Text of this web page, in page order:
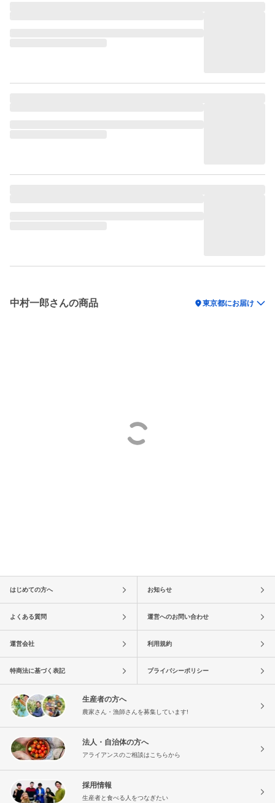
中村一郎さんの商品 location_on東京都にお届け
はじめての方へ お知らせ
よくある質問 運営へのお問い合わせ
運営会社 利用規約
特商法に基づく表記 プライバシーポリシー
生産者の方へ
農家さん・漁師さんを募集しています!
法人・自治体の方へ
アライアンスのご相談はこちらから
採用情報
生産者と食べる人をつなぎたい